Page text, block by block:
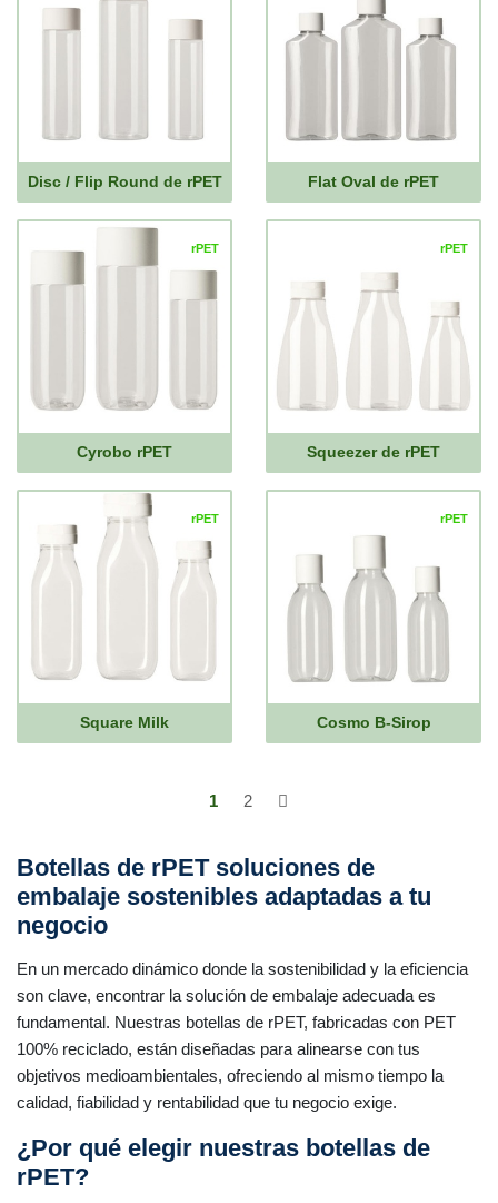
Disc / Flip Round de rPET Flat Oval de rPET
rPET
Cyrobo rPET
rPET
Squeezer de rPET
rPET
Square Milk
rPET
Cosmo B-Sirop
1 2
Botellas de rPET soluciones de
embalaje sostenibles adaptadas a tu
negocio
En un mercado dinámico donde la sostenibilidad y la eficiencia
son clave, encontrar la solución de embalaje adecuada es
fundamental. Nuestras botellas de rPET, fabricadas con PET
100% reciclado, están diseñadas para alinearse con tus
objetivos medioambientales, ofreciendo al mismo tiempo la
calidad, fiabilidad y rentabilidad que tu negocio exige.
¿Por qué elegir nuestras botellas de
rPET?